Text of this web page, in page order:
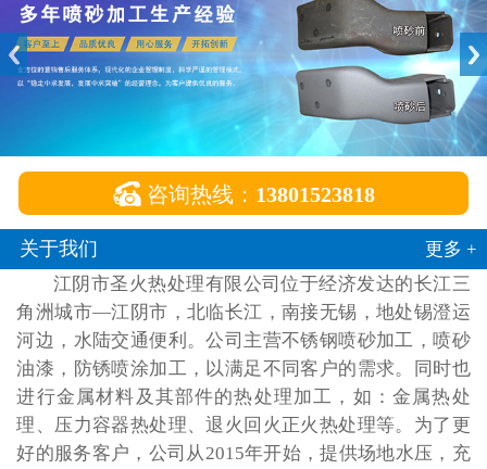
生产设备
关于我们
联系方式
 咨询热线： 13801523818
关于我们
更多 +
江阴市圣火热处理有限公司位于经济发达的长江三
角洲城市—江阴市，北临长江，南接无锡，地处锡澄运
河边，水陆交通便利。公司主营不锈钢喷砂加工，喷砂
油漆，防锈喷涂加工，以满足不同客户的需求。同时也
进行金属材料及其部件的热处理加工，如：金属热处
理、压力容器热处理、退火回火正火热处理等。为了更
好的服务客户，公司从2015年开始，提供场地水压，充